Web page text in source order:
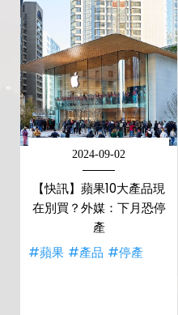
2024-09-02
【快訊】蘋果10大產品現
在別買？外媒：下月恐停
產
#蘋果 #產品 #停產